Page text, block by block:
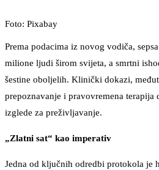
Foto: Pixabay
Prema podacima iz novog vodiča,
milione ljudi širom svijeta, a smrtni
šestine oboljelih. Klinički dokazi,
prepoznavanje i pravovremena terapija
izglede za preživljavanje.
„Zlatni sat“ kao imperativ
Jedna od ključnih odredbi protokola je